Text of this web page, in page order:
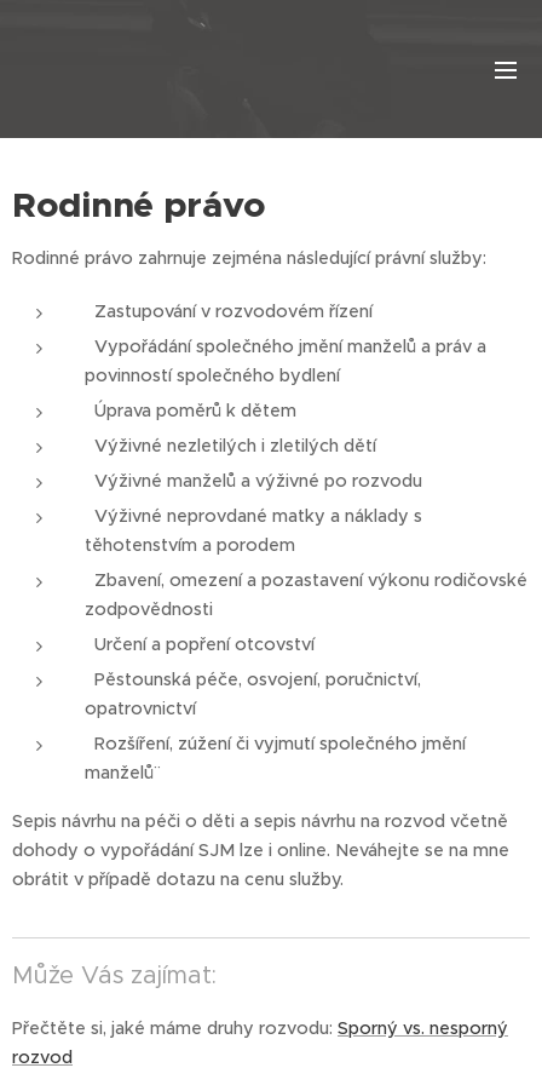
Rodinné právo
Rodinné právo zahrnuje zejména následující právní služby:
Zastupování v rozvodovém řízení
Vypořádání společného jmění manželů a práv a
povinností společného bydlení
Úprava poměrů k dětem
Výživné nezletilých i zletilých dětí
Výživné manželů a výživné po rozvodu
Výživné neprovdané matky a náklady s
těhotenstvím a porodem
Zbavení, omezení a pozastavení výkonu rodičovské
zodpovědnosti
Určení a popření otcovství
Pěstounská péče, osvojení, poručnictví,
opatrovnictví
Rozšíření, zúžení či vyjmutí společného jmění
manželů¨
Sepis návrhu na péči o děti a sepis návrhu na rozvod včetně
dohody o vypořádání SJM lze i online. Neváhejte se na mne
obrátit v případě dotazu na cenu služby.
Může Vás zajímat:
Přečtěte si, jaké máme druhy rozvodu: Sporný vs. nesporný
rozvod